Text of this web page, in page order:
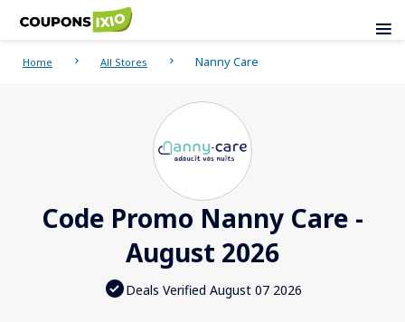
Home All Stores Nanny Care
Code Promo Nanny Care -
August 2026
Deals Verified August 07 2026